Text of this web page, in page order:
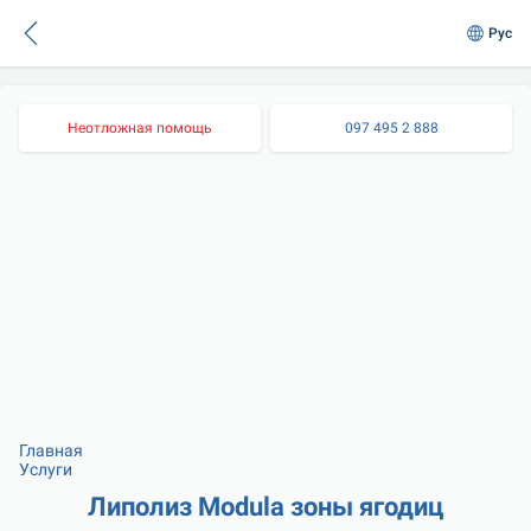
Рус
Неотложная помощь 097 495 2 888
Главная
Услуги
Липолиз Modula зоны ягодиц